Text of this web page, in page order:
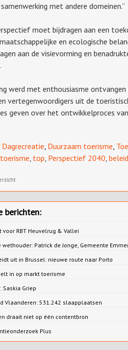
met andere domeinen.”
moet bijdragen aan een
en ecologische
aan de visievorming en
werd met enthousiasme
vertegenwoordigers uit de
geven over het ontwikkelproces
Dagrecreatie Duurzaam toerisme
toerisme top Perspectief 2040 beleid
berichten:
voor RBT Heuvelrug & Vallei
wethouder: Patrick de Jonge, Gemeente
uit in Brussel: nieuwe route naar Porto
in op markt toerisme
Saskia Griep
Vlaanderen: 531.242 slaapplaatsen
draait niet op één contentbron
Plus